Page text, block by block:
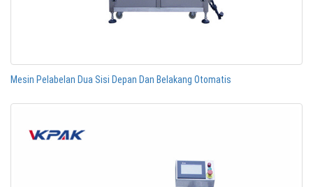
Mesin Pelabelan Dua Sisi Depan Dan Belakang Otomatis